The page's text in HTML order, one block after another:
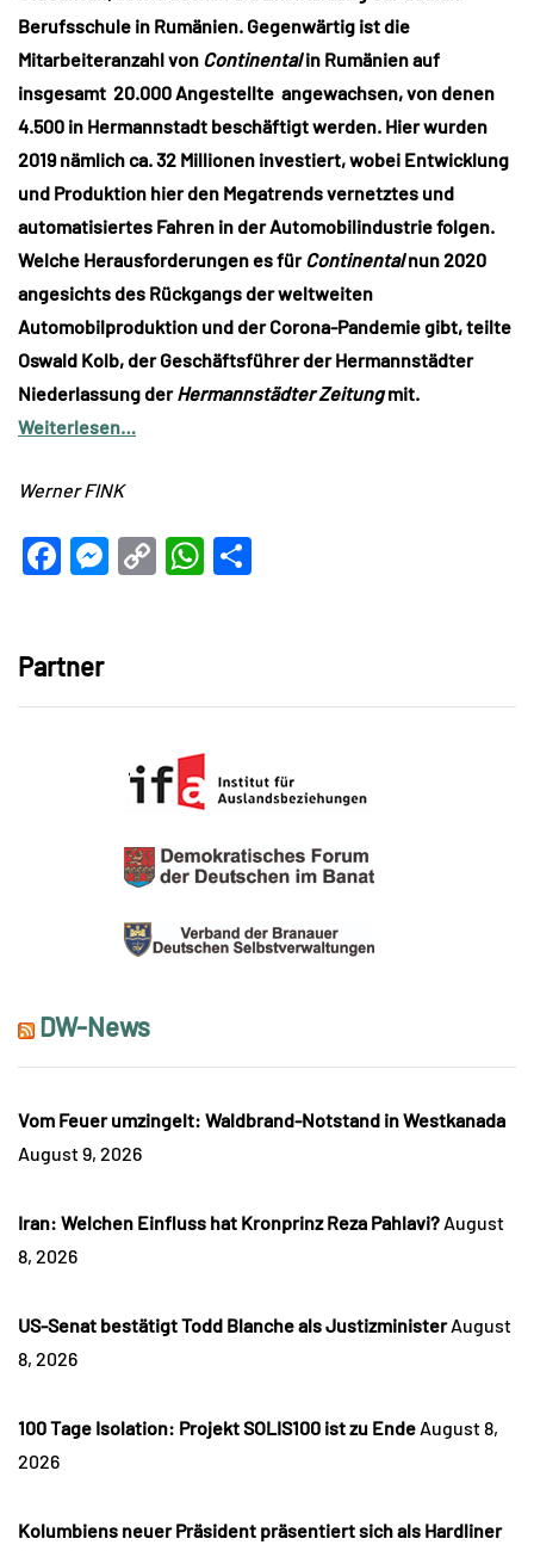
Berufsschule in Rumänien. Gegenwärtig ist die
Mitarbeiteranzahl von Continentalin Rumänien auf
insgesamt 20.000 Angestellte angewachsen, von denen
4.500 in Hermannstadt beschäftigt werden. Hier wurden
2019 nämlich ca. 32 Millionen investiert, wobei Entwicklung
und Produktion hier den Megatrends vernetztes und
automatisiertes Fahren in der Automobilindustrie folgen.
Welche Herausforderungen es fürContinentalnun 2020
angesichts des Rückgangs der weltweiten
Automobilproduktion und der Corona-Pandemie gibt, teilte
Oswald Kolb, der Geschäftsführer der Hermannstädter
Niederlassung derHermannstädter Zeitungmit.
Weiterlesen…
Werner FINK
Facebook
Messenger
CopyWhatsApp
Partner
DW-News
Vom Feuer umzingelt: Waldbrand-Notstand in Westkanada
August 9, 2026
Iran: Welchen Einfluss hat Kronprinz Reza Pahlavi? August
8, 2026
US-Senat bestätigt Todd Blanche als Justizminister August
8, 2026
100 Tage Isolation: Projekt SOLIS100 ist zu Ende August 8,
2026
Kolumbiens neuer Präsident präsentiert sich als Hardliner